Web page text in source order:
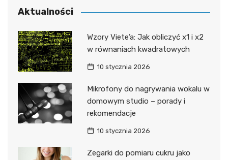
Aktualności
Wzory Viete’a: Jak obliczyć x1 i x2
w równaniach kwadratowych
10 stycznia 2026
Mikrofony do nagrywania wokalu w
domowym studio – porady i
rekomendacje
10 stycznia 2026
Zegarki do pomiaru cukru jako